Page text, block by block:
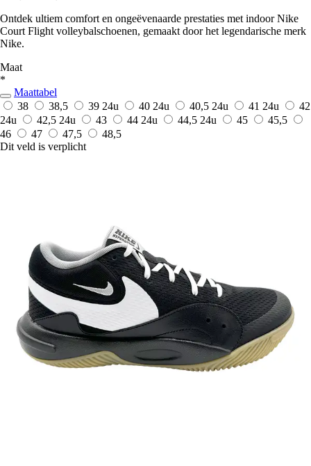
Ontdek ultiem comfort en ongeëvenaarde prestaties met indoor Nike
Court Flight volleybalschoenen, gemaakt door het legendarische merk
Nike.
Maat
*
Maattabel
38
38,5 39 24u 40 24u 40,5 24u 41 24u
42
24u
42,5 24u 43 44 24u 44,5 24u 45
45,5
46
47 47,5
48,5
Dit veld is verplicht